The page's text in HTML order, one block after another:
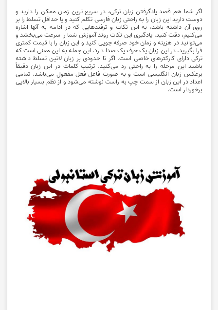
اگر شما هم قصد یادگرفتن زبان ترکی، در سریع ترین زمان ممکن را دارید و
دوست دارید این زبان را به راحتی زبان فارسی تکلم کنید و یا حداقل تسلط را بر
روی آن داشته باشد، به این نکات و ترفندهایی که در ادامه به آنها اشاره
می‌کنیم، دقت کنید. یادگیری این نکات روند آموزش شما را سرعت می‌بخشد و
می‌توانید در هزینه و زمان خود صرفه جویی کنید و این زبان را با قیمت کمتری
فرا بگیرید. در این زبان یک حرف یک صدا دارد. این جمله به این معنی است که
ترکی دارای کارکترهای خاصی است. اگر تا حدودی بر زبان لاتین تسلط داشته
باشید این مرحله را به راحتی رد می‌کنید. ترتیب کلمات در این زبان دقیقاً
برعکس زبان انگلیسی است و به صورت فاعل-فعل-مفعول می‌باشد. تمامی
اعداد در این زبان از سمت چپ به راست نوشته می‌شود و از نظم بسیار بالایی
برخوردار است.